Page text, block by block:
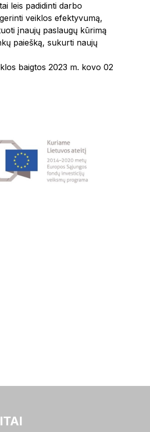
leis padidinti darbo
veiklos efektyvumą,
įnaujų paslaugų kūrimą
paiešką, sukurti naujų
baigtos 2023 m. kovo 02